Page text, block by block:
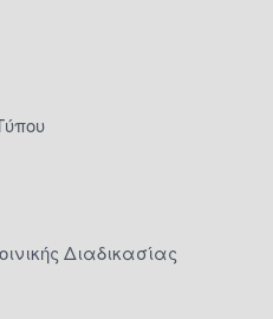
Διαδικασίας